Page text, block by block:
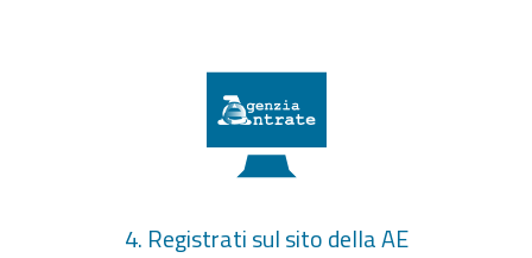
4. Registrati sul sito della AE